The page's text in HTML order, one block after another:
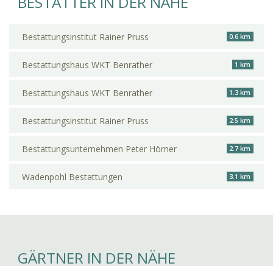
Bestattungsinstitut Rainer Pruss 0.6 km
Bestattungshaus WKT Benrather 1 km
Bestattungshaus WKT Benrather 1.3 km
Bestattungsinstitut Rainer Pruss 2.5 km
Bestattungsunternehmen Peter Hörner 2.7 km
Wadenpohl Bestattungen 3.1 km
GÄRTNER IN DER NÄHE